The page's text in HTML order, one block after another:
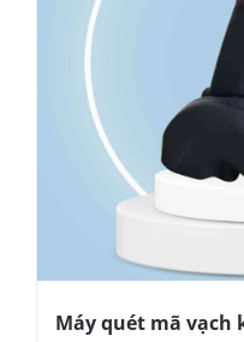
Máy quét mã vạch